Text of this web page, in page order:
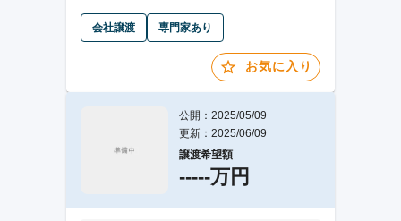
会社譲渡 専門家あり
お気に入り
公開：2025/05/09
更新：2025/06/09
譲渡希望額
-----万円